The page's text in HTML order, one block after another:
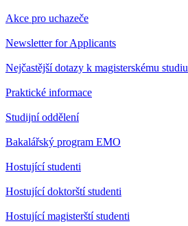
Akce pro uchazeče
Newsletter for Applicants
Nejčastější dotazy k magisterskému studiu
Praktické informace
Studijní oddělení
Bakalářský program EMO
Hostující studenti
Hostující doktorští studenti
Hostující magisterští studenti